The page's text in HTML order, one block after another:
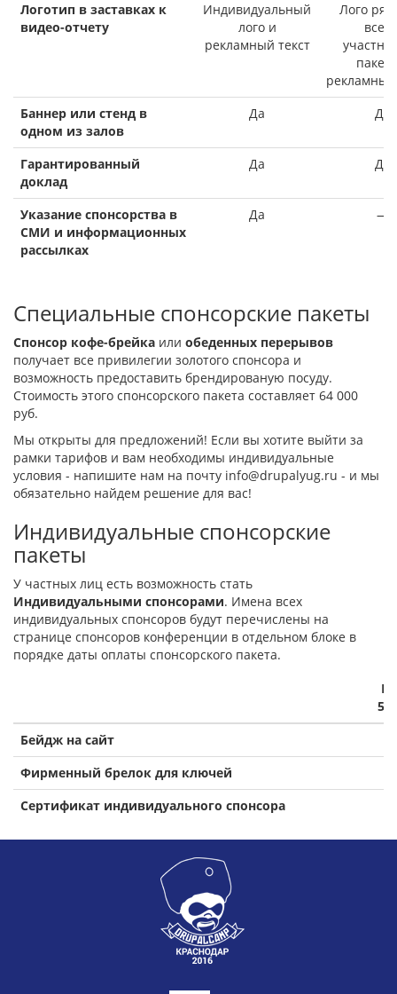
Логотип в заставках к
видео-отчету
Индивидуальный
лого и
рекламный текст
Лого
рекламный
Баннер или стенд в
одном из залов
Да Да
Гарантированный
доклад
Да Да
Указание спонсорства в
СМИ и информационных
рассылках
Да —
Специальные спонсорские пакеты
Спонсор кофе-брейка или обеденных перерывов
получает все привилегии золотого спонсора и
возможность предоставить брендированую посуду.
Стоимость этого спонсорского пакета составляет 64 000
руб.
Мы открыты для предложений! Если вы хотите выйти за
рамки тарифов и вам необходимы индивидуальные
условия - напишите нам на почту info@drupalyug.ru - и мы
обязательно найдем решение для вас!
Индивидуальные спонсорские
пакеты
У частных лиц есть возможность стать
Индивидуальными спонсорами. Имена всех
индивидуальных спонсоров будут перечислены на
странице спонсоров конференции в отдельном блоке в
порядке даты оплаты спонсорского пакета.
5
Бейдж на сайт
Фирменный брелок для ключей
Сертификат индивидуального спонсора